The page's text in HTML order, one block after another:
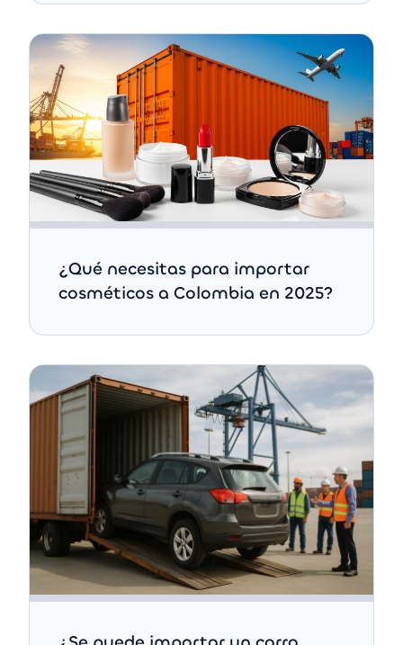
¿Qué necesitas para importar
cosméticos a Colombia en 2025?